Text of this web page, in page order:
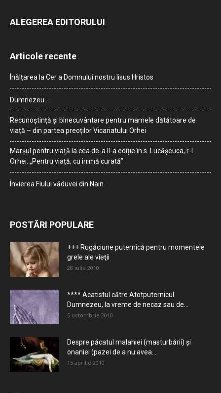
ALEGEREA EDITORULUI
Articole recente
Înălțarea la Cer a Domnului nostru Iisus Hristos
Dumnezeu…
Recunoștință și binecuvântare pentru mamele dătătoare de
viață – din partea preoților Vicariatului Orhei
Marșul pentru viață la cea de-a II-a ediție în s. Lucășeuca, r-l
Orhei: „Pentru viață, cu inimă curată”
Învierea Fiului văduvei din Nain
POSTĂRI POPULARE
+++ Rugăciune puternică pentru momentele
grele ale vieţii
28 iulie 2010
**** Acatistul către Atotputernicul
Dumnezeu, la vreme de necaz sau de...
5 octombrie 2010
Despre păcatul malahiei (masturbării) şi
onaniei (pazei de a nu avea...
15 aprilie 2010